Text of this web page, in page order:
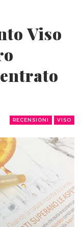
Viso
RECENSIONI VISO